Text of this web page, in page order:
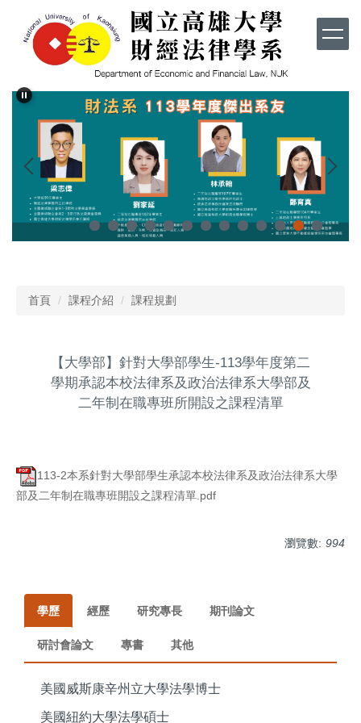
容
首頁 課程介紹 課程規劃
【大學部】針對大學部學生-113學年度第二
學期承認本校法律系及政治法律系大學部及
二年制在職專班所開設之課程清單
113-2本系針對大學部學生承認本校法律系及政治法律系大學
部及二年制在職專班開設之課程清單.pdf
瀏覽數: 994
學歷 經歷 研究專長 期刊論文
研討會論文 專書 其他
美國威斯康辛州立大學法學博士
美國紐約大學法學碩士